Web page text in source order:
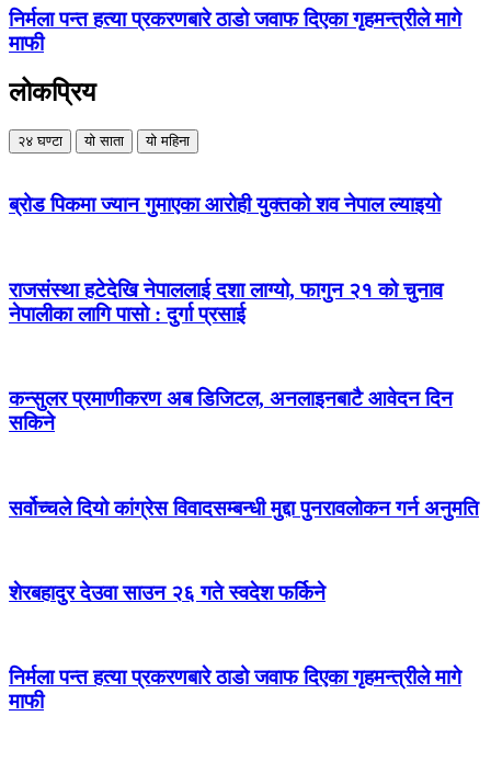
निर्मला पन्त हत्या प्रकरणबारे ठाडो जवाफ दिएका गृहमन्त्रीले मागे
माफी
लोकप्रिय
२४ घण्टा यो साता यो महिना
ब्रोड पिकमा ज्यान गुमाएका आरोही युक्तको शव नेपाल ल्याइयो
राजसंस्था हटेदेखि नेपाललाई दशा लाग्यो, फागुन २१ को चुनाव
नेपालीका लागि पासो : दुर्गा प्रसाई
कन्सुलर प्रमाणीकरण अब डिजिटल, अनलाइनबाटै आवेदन दिन
सकिने
सर्वोच्चले दियो कांग्रेस विवादसम्बन्धी मुद्दा पुनरावलोकन गर्न अनुमति
शेरबहादुर देउवा साउन २६ गते स्वदेश फर्किने
निर्मला पन्त हत्या प्रकरणबारे ठाडो जवाफ दिएका गृहमन्त्रीले मागे
माफी